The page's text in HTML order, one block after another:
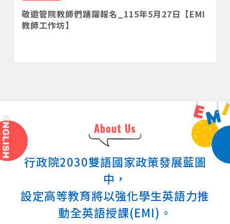
敬邀管院教師們踴躍報名_115年5月27日【EMI
教師工作坊】
About Us
行政院2030雙語國家政策發展藍圖
中，
設定高等教育將以強化學生英語力推
動全英語授課(EMI)。